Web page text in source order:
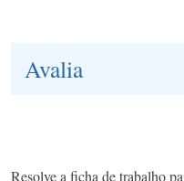
Avalia
Resolve a ficha de trabalho